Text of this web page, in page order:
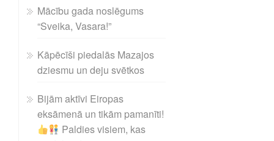
Mācību gada noslēgums
“Sveika, Vasara!”
Kāpēcīši piedalās Mazajos
dziesmu un deju svētkos
Bijām aktīvi Eiropas
eksāmenā un tikām pamanīti!
Paldies visiem, kas